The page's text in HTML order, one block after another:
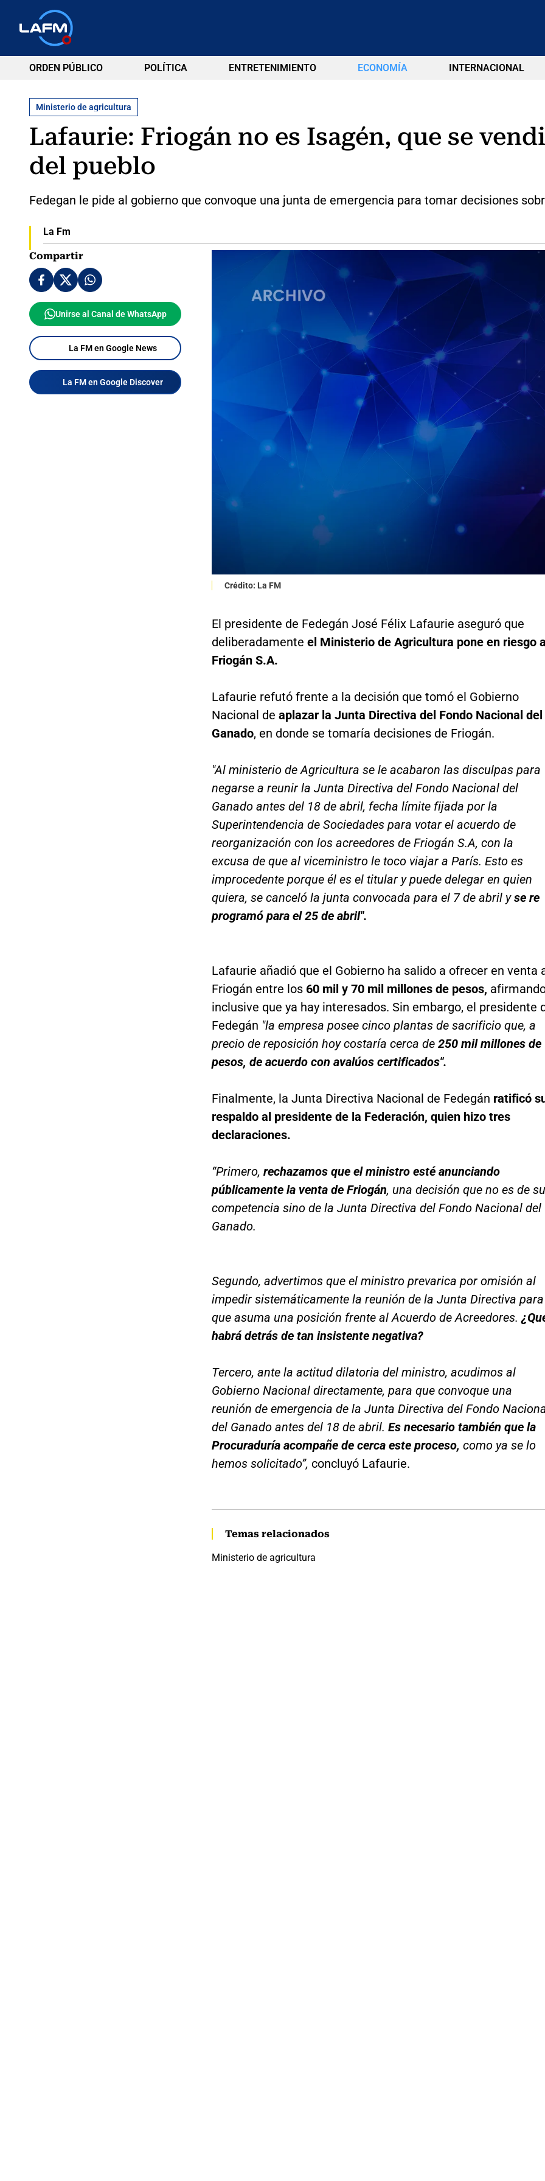
ORDEN PÚBLICO POLÍTICA ENTRETENIMIENTO ECONOMÍA INTERNACIONAL
Ministerio de agricultura
Lafaurie: Friogán no es Isagén, que se
del pueblo
Fedegan le pide al gobierno que convoque una junta de emergencia para tomar decisiones
La Fm
Compartir
Unirse al Canal de WhatsApp
La FM en Google News
La FM en Google Discover
Crédito: La FM
El presidente de Fedegán José Félix Lafaurie aseguró que
deliberadamente el Ministerio de Agricultura pone en riesgo
Friogán S.A.
Lafaurie refutó frente a la decisión que tomó el Gobierno
Nacional de aplazar la Junta Directiva del Fondo Nacional del
Ganado, en donde se tomaría decisiones de Friogán.
"Al ministerio de Agricultura se le acabaron las disculpas para
negarse a reunir la Junta Directiva del Fondo Nacional del
Ganado antes del 18 de abril, fecha límite fijada por la
Superintendencia de Sociedades para votar el acuerdo de
reorganización con los acreedores de Friogán S.A, con la
excusa de que al viceministro le toco viajar a París. Esto es
improcedente porque él es el titular y puede delegar en quien
quiera, se canceló la junta convocada para el 7 de abril yse re
programó para el 25 de abril".
Lafaurie añadió que el Gobierno ha salido a ofrecer en venta
Friogán entre los 60 mil y 70 mil millones de pesos,
inclusive que ya hay interesados. Sin embargo, el presidente
Fedegán "la empresa posee cinco plantas de sacrificio que, a
precio de reposición hoy costaría cerca de250 mil millones de
pesos, de acuerdo con avalúos certificados".
Finalmente, la Junta Directiva Nacional de Fedegán ratificó
respaldo al presidente de la Federación, quien hizo tres
declaraciones.
“Primero, rechazamos que el ministro esté anunciando
públicamente la venta de Friogán, una decisión que no es de su
competencia sino de la Junta Directiva del Fondo Nacional del
Ganado.
Segundo, advertimos que el ministro prevarica por omisión al
impedir sistemáticamente la reunión de la Junta Directiva para
que asuma una posición frente al Acuerdo de Acreedores.
habrá detrás de tan insistente negativa?
Tercero, ante la actitud dilatoria del ministro, acudimos al
Gobierno Nacional directamente, para que convoque una
reunión de emergencia de la Junta Directiva del Fondo
del Ganado antes del 18 de abril. Es necesario también que la
Procuraduría acompañe de cerca este proceso, como ya se lo
hemos solicitado”, concluyó Lafaurie.
Temas relacionados
Ministerio de agricultura